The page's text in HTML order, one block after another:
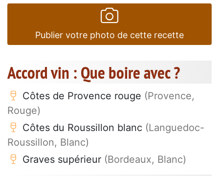
Publier votre photo de cette recette
Accord vin : Que boire avec ?
Côtes de Provence rouge (Provence,
Rouge)
Côtes du Roussillon blanc (Languedoc-
Roussillon, Blanc)
Graves supérieur (Bordeaux, Blanc)